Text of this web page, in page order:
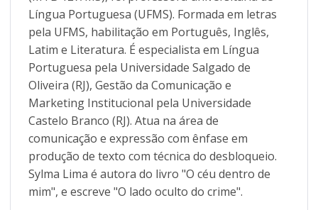
Língua Portuguesa (UFMS). Formada em letras
pela UFMS, habilitação em Português, Inglês,
Latim e Literatura. É especialista em Língua
Portuguesa pela Universidade Salgado de
Oliveira (RJ), Gestão da Comunicação e
Marketing Institucional pela Universidade
Castelo Branco (RJ). Atua na área de
comunicação e expressão com ênfase em
produção de texto com técnica do desbloqueio.
Sylma Lima é autora do livro "O céu dentro de
mim", e escreve "O lado oculto do crime".